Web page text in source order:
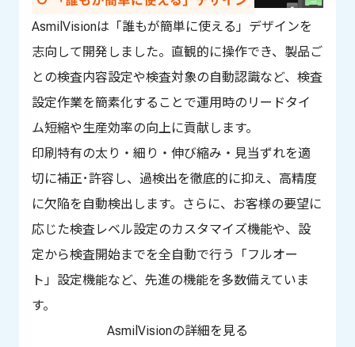
AsmilVisionは「誰もが簡単に使える」デザインを
志向して開発しました。直観的に操作でき、製品ご
との検査内容設定や検査対象の自動認識など、検査
設定作業を簡素化することで運用時のリードタイ
ム短縮や生産効率の向上に貢献します。
印刷特有の太り・細り・伸び縮み・見当ずれを適
切に補正･許容し、過検出を徹底的に抑え、高精度
に欠陥を自動検出します。さらに、お客様の要望に
応じた検査レベル設定のカスタマイズ機能や、設
定から検査開始までを全自動で行う「フルオー
ト」設定機能など、先進の機能を多数備えていま
す。
AsmilVisionの詳細を見る